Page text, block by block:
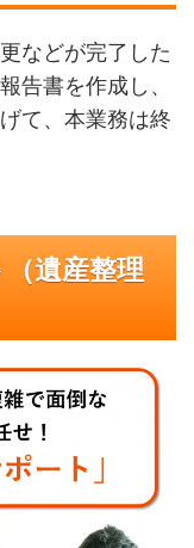
などが完了した
告書を作成し、
て、本業務は終
遺産整理